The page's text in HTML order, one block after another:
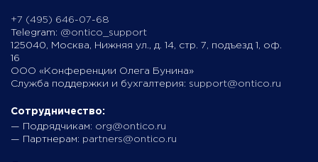
+7 (495) 646-07-68
Telegram: @ontico_support
125040, Москва, Нижняя ул., д. 14, стр. 7, подъезд 1, оф.
16
ООО «Конференции Олега Бунина»
Служба поддержки и бухгалтерия: support@ontico.ru
Сотрудничество:
— Подрядчикам: org@ontico.ru
— Партнерам: partners@ontico.ru